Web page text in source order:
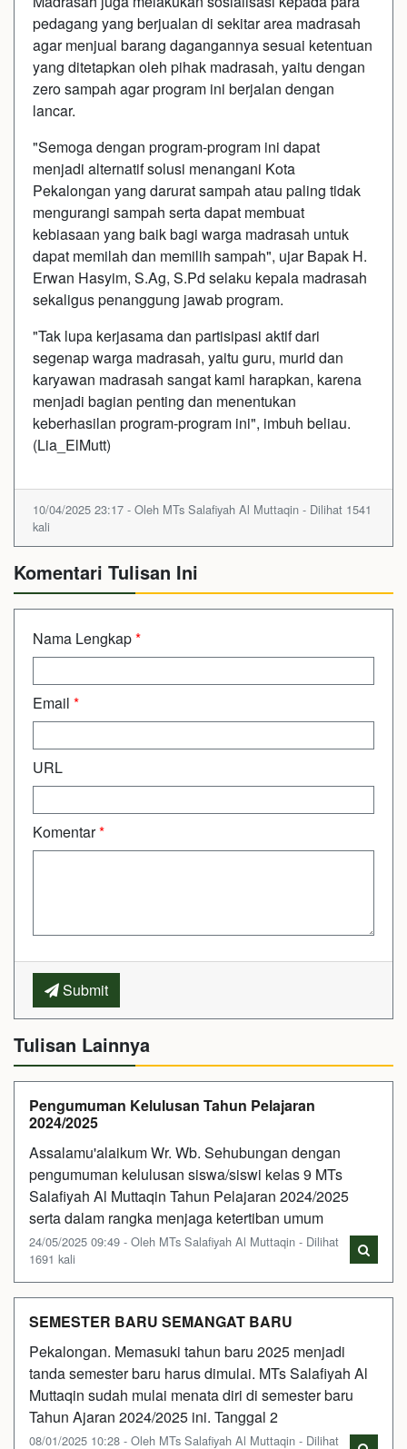
pedagang yang berjualan di sekitar area madrasah
agar menjual barang dagangannya sesuai ketentuan
yang ditetapkan oleh pihak madrasah, yaitu dengan
zero sampah agar program ini berjalan dengan
lancar.
"Semoga dengan program-program ini dapat
menjadi alternatif solusi menangani Kota
Pekalongan yang darurat sampah atau paling tidak
mengurangi sampah serta dapat membuat
kebiasaan yang baik bagi warga madrasah untuk
dapat memilah dan memilih sampah", ujar Bapak H.
Erwan Hasyim, S.Ag, S.Pd selaku kepala madrasah
sekaligus penanggung jawab program.
"Tak lupa kerjasama dan partisipasi aktif dari
segenap warga madrasah, yaitu guru, murid dan
karyawan madrasah sangat kami harapkan, karena
menjadi bagian penting dan menentukan
keberhasilan program-program ini", imbuh beliau.
(Lia_ElMutt)
10/04/2025 23:17 - Oleh MTs Salafiyah Al Muttaqin - Dilihat 1541
kali
Komentari Tulisan Ini
Nama Lengkap*
Email *
URL
Komentar*
Submit
Tulisan Lainnya
Pengumuman Kelulusan Tahun Pelajaran
2024/2025
Assalamu'alaikum Wr. Wb. Sehubungan dengan
pengumuman kelulusan siswa/siswi kelas 9 MTs
Salafiyah Al Muttaqin Tahun Pelajaran 2024/2025
serta dalam rangka menjaga ketertiban umum
24/05/2025 09:49 - Oleh MTs Salafiyah Al Muttaqin - Dilihat
1691 kali
SEMESTER BARU SEMANGAT BARU
Pekalongan. Memasuki tahun baru 2025 menjadi
tanda semester baru harus dimulai. MTs Salafiyah Al
Muttaqin sudah mulai menata diri di semester baru
Tahun Ajaran 2024/2025 ini. Tanggal 2
08/01/2025 10:28 - Oleh MTs Salafiyah Al Muttaqin - Dilihat